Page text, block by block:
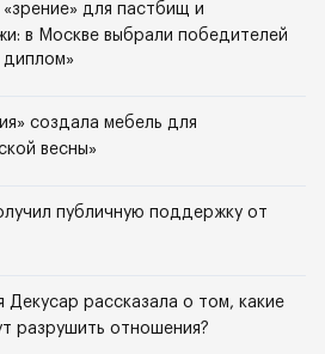
для пастбищ и
в Москве выбрали победителей
диплом»
создала мебель для
весны»
публичную поддержку от
Декусар рассказала о том, какие
разрушить отношения?